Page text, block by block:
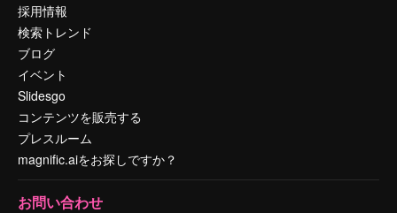
採用情報
検索トレンド
ブログ
イベント
Slidesgo
コンテンツを販売する
プレスルーム
magnific.aiをお探しですか？
お問い合わせ